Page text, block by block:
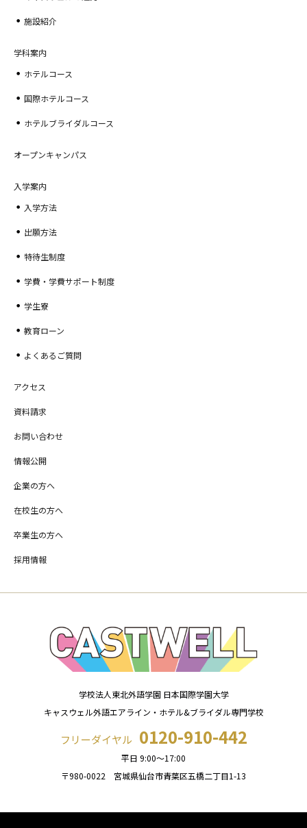
施設紹介
学科案内
ホテルコース
国際ホテルコース
ホテルブライダルコース
オープンキャンパス
入学案内
入学方法
出願方法
特待生制度
学費・学費サポート制度
学生寮
教育ローン
よくあるご質問
アクセス
資料請求
お問い合わせ
情報公開
企業の方へ
在校生の方へ
卒業生の方へ
採用情報
学校法人東北外語学園 日本国際学園大学
キャスウェル外語エアライン・ホテル&ブライダル専門学校
フリーダイヤル 0120-910-442
平日 9:00～17:00
〒980-0022 宮城県仙台市青葉区五橋二丁目1-13